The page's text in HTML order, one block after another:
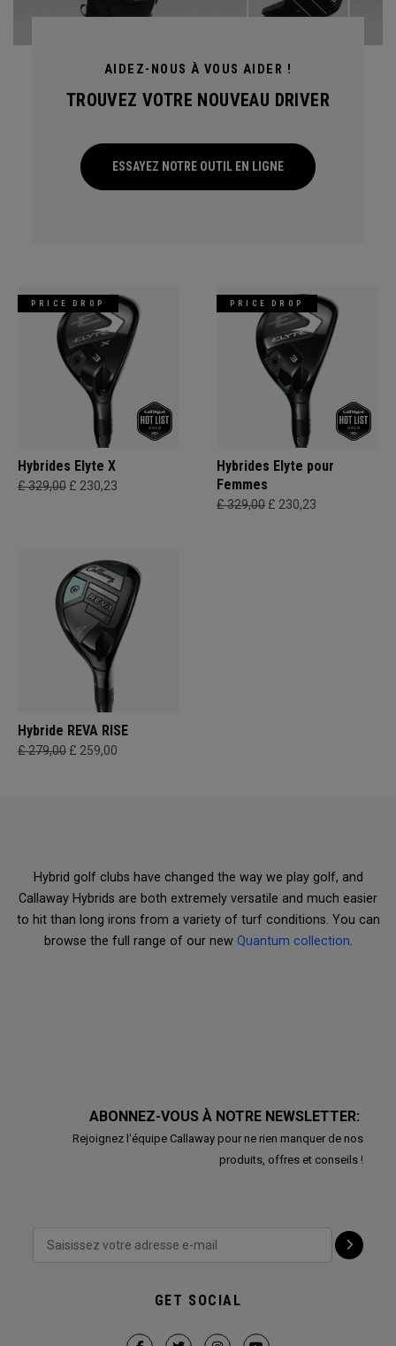
AIDEZ-NOUS À VOUS AIDER !
TROUVEZ VOTRE NOUVEAU DRIVER
ESSAYEZ NOTRE OUTIL EN LIGNE
PRICE DROP
Hybrides Elyte X
£ 329,00 £ 230,23
PRICE DROP
Hybrides Elyte pour
Femmes
£ 329,00 £ 230,23
Hybride REVA RISE
£ 279,00 £ 259,00
Hybrid golf clubs have changed the way we play golf, and
Callaway Hybrids are both extremely versatile and much easier
to hit than long irons from a variety of turf conditions. You can
browse the full range of our new Quantum collection.
ABONNEZ-VOUS À NOTRE NEWSLETTER:
Rejoignez l'équipe Callaway pour ne rien manquer de nos
produits, offres et conseils !
GET SOCIAL